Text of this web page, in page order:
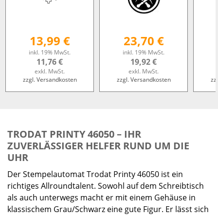
13,99 €
inkl. 19% MwSt.
11,76 €
exkl. MwSt.
zzgl. Versandkosten
23,70 €
inkl. 19% MwSt.
19,92 €
exkl. MwSt.
zzgl. Versandkosten
TRODAT PRINTY 46050 – IHR
ZUVERLÄSSIGER HELFER RUND UM DIE
UHR
Der Stempelautomat Trodat Printy 46050 ist ein
richtiges Allroundtalent. Sowohl auf dem Schreibtisch
als auch unterwegs macht er mit einem Gehäuse in
klassischem Grau/Schwarz eine gute Figur. Er lässt sich